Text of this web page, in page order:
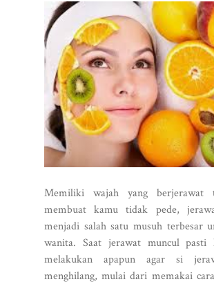
Memiliki wajah yang berjerawat
membuat kamu tidak pede,
menjadi salah satu musuh terbesar
wanita. Saat jerawat muncul pasti
melakukan apapun agar si
menghilang, mulai dari memakai